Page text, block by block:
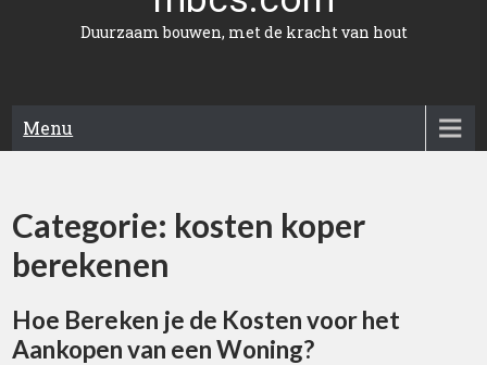
Duurzaam bouwen, met de kracht van hout
Menu
Categorie: kosten koper
berekenen
Hoe Bereken je de Kosten voor het
Aankopen van een Woning?